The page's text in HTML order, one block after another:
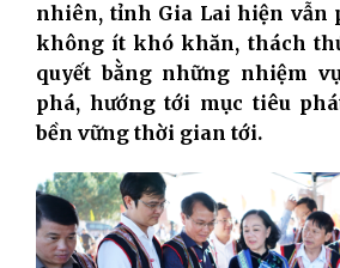
nhiên, tỉnh Gia Lai hiện vẫn
không ít khó khăn, thách
quyết bằng những nhiệm
phá, hướng tới mục tiêu
bền vững thời gian tới.